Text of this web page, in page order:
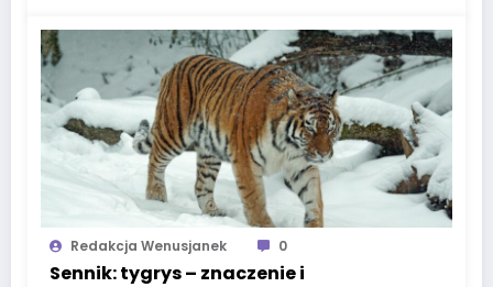
Redakcja Wenusjanek 0
Sennik: tygrys – znaczenie i